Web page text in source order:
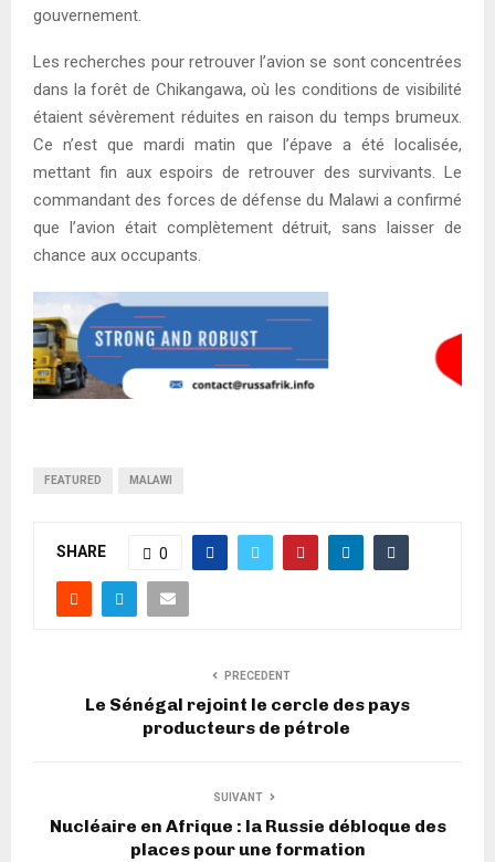
gouvernement.
Les recherches pour retrouver l’avion se sont concentrées
dans la forêt de Chikangawa, où les conditions de visibilité
étaient sévèrement réduites en raison du temps brumeux.
Ce n’est que mardi matin que l’épave a été localisée,
mettant fin aux espoirs de retrouver des survivants. Le
commandant des forces de défense du Malawi a confirmé
que l’avion était complètement détruit, sans laisser de
chance aux occupants.
FEATURED MALAWI
SHARE 0
PRECEDENT
Le Sénégal rejoint le cercle des pays
producteurs de pétrole
SUIVANT
Nucléaire en Afrique : la Russie débloque des
places pour une formation